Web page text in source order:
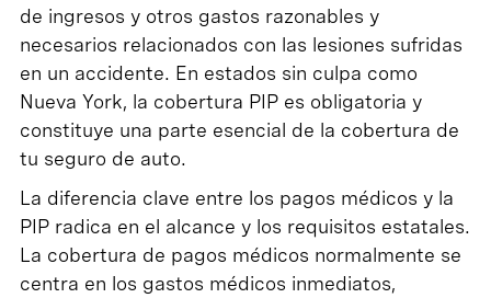
de ingresos y otros gastos razonables y
necesarios relacionados con las lesiones sufridas
en un accidente. En estados sin culpa como
Nueva York, la cobertura PIP es obligatoria y
constituye una parte esencial de la cobertura de
tu seguro de auto.
La diferencia clave entre los pagos médicos y la
PIP radica en el alcance y los requisitos estatales.
La cobertura de pagos médicos normalmente se
centra en los gastos médicos inmediatos,